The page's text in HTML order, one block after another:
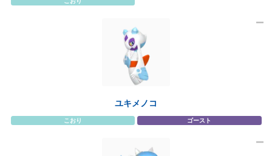
ユキメノコ
こおり ゴースト